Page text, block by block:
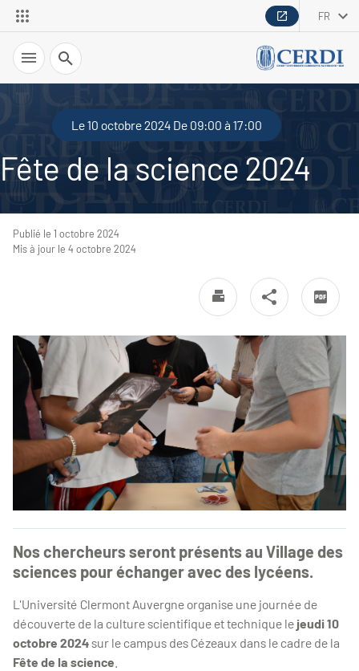
FR
Recherche
Le 10 octobre 2024 De 09:00 à 17:00
Fête de la science 2024
Publié le 1 octobre 2024
Mis à jour le 4 octobre 2024
Nos chercheurs seront présents au Village des
sciences pour échanger avec des lycéens.
L'Université Clermont Auvergne organise une journée de
découverte de la culture scientifique et technique le jeudi 10
octobre 2024sur le campus des Cézeaux dans le cadre de la
Fête de la science